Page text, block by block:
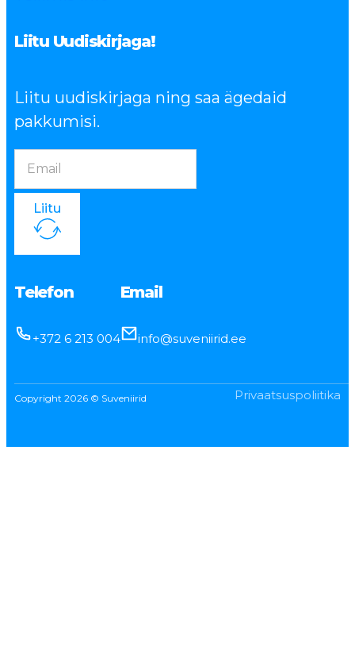
Liitu Uudiskirjaga!
Liitu uudiskirjaga ning saa ägedaid
pakkumisi.
Liitu
Telefon
+372 6 213 004
Email
info@suveniirid.ee
Copyright 2026 © Suveniirid Privaatsuspoliitika